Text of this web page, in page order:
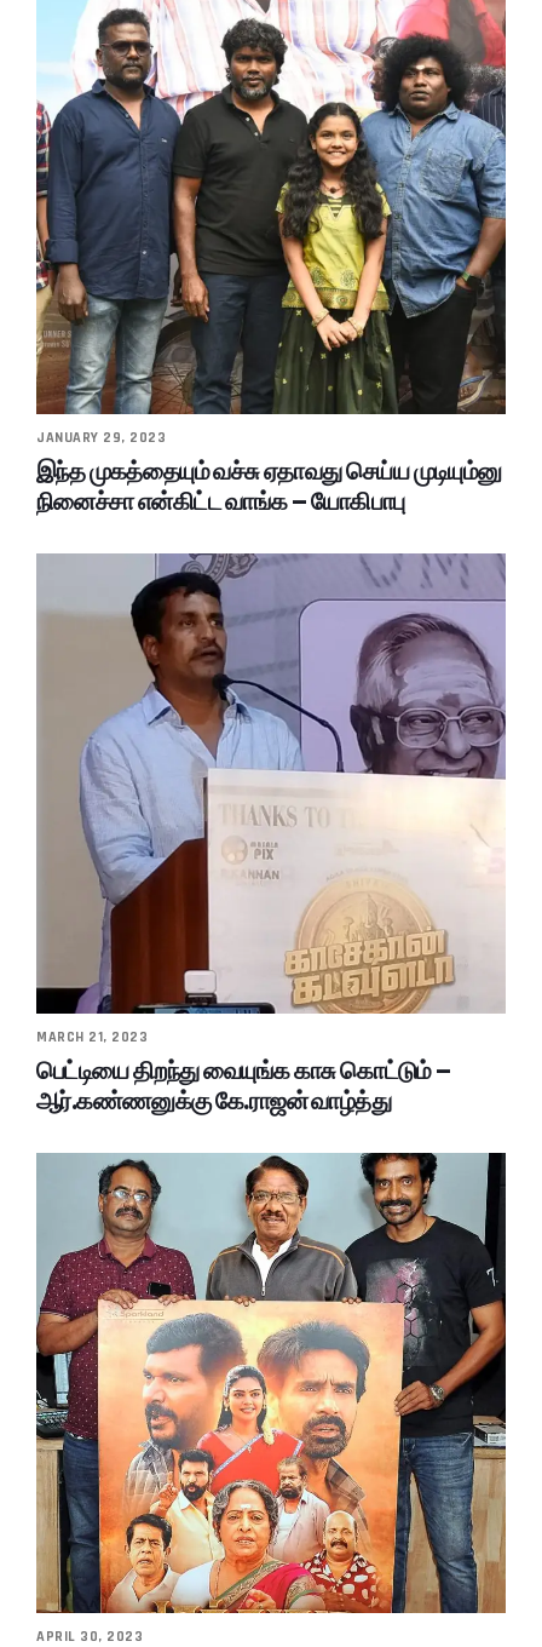
JANUARY 29, 2023
இந்த முகத்தையும் வச்சு ஏதாவது செய்ய முடியும்னு
நினைச்சா என்கிட்ட வாங்க – யோகிபாபு
MARCH 21, 2023
பெட்டியை திறந்து வையுங்க காசு கொட்டும் –
ஆர்.கண்ணனுக்கு கே.ராஜன் வாழ்த்து
APRIL 30, 2023